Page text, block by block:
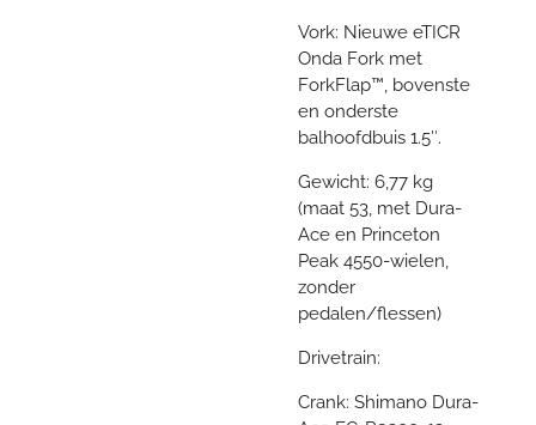
Vork: Nieuwe eTICR
Onda Fork met
ForkFlap™, bovenste
en onderste
balhoofdbuis 1.5″.
Gewicht: 6,77 kg
(maat 53, met Dura-
Ace en Princeton
Peak 4550-wielen,
zonder
pedalen/flessen)
Drivetrain:
Crank: Shimano Dura-